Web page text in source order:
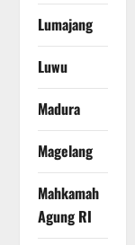
Lumajang
Luwu
Madura
Magelang
Mahkamah
Agung RI